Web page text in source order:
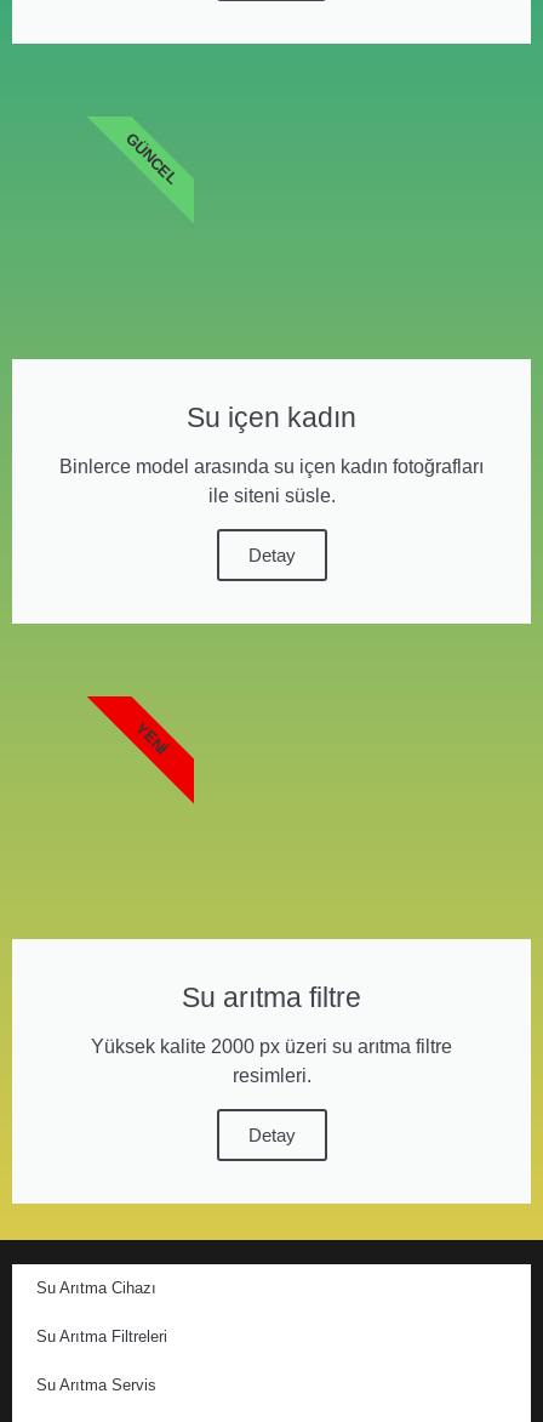
Su içen kadın
Binlerce model arasında su içen kadın fotoğrafları
ile siteni süsle.
Detay
GÜNCEL
Su arıtma filtre
Yüksek kalite 2000 px üzeri su arıtma filtre
resimleri.
Detay
YENI
Su Arıtma Cihazı
Su Arıtma Filtreleri
Su Arıtma Servis